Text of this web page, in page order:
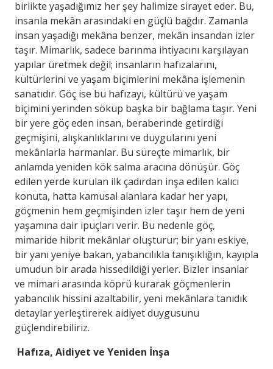
birlikte yaşadığımız her şey halimize sirayet eder. Bu,
insanla mekân arasındaki en güçlü bağdır. Zamanla
insan yaşadığı mekâna benzer, mekân insandan izler
taşır. Mimarlık, sadece barınma ihtiyacını karşılayan
yapılar üretmek değil; insanların hafızalarını,
kültürlerini ve yaşam biçimlerini mekâna işlemenin
sanatıdır. Göç ise bu hafızayı, kültürü ve yaşam
biçimini yerinden söküp başka bir bağlama taşır. Yeni
bir yere göç eden insan, beraberinde getirdiği
geçmişini, alışkanlıklarını ve duygularını yeni
mekânlarla harmanlar. Bu süreçte mimarlık, bir
anlamda yeniden kök salma aracına dönüşür. Göç
edilen yerde kurulan ilk çadırdan inşa edilen kalıcı
konuta, hatta kamusal alanlara kadar her yapı,
göçmenin hem geçmişinden izler taşır hem de yeni
yaşamına dair ipuçları verir. Bu nedenle göç,
mimaride hibrit mekânlar oluşturur; bir yanı eskiye,
bir yanı yeniye bakan, yabancılıkla tanışıklığın, kayıpla
umudun bir arada hissedildiği yerler. Bizler insanlar
ve mimari arasında köprü kurarak göçmenlerin
yabancılık hissini azaltabilir, yeni mekânlara tanıdık
detaylar yerleştirerek aidiyet duygusunu
güçlendirebiliriz.
Hafıza, Aidiyet ve Yeniden İnşa